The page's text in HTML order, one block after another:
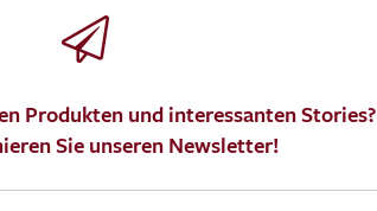
Produkten und interessanten Stories?
Sie unseren Newsletter!